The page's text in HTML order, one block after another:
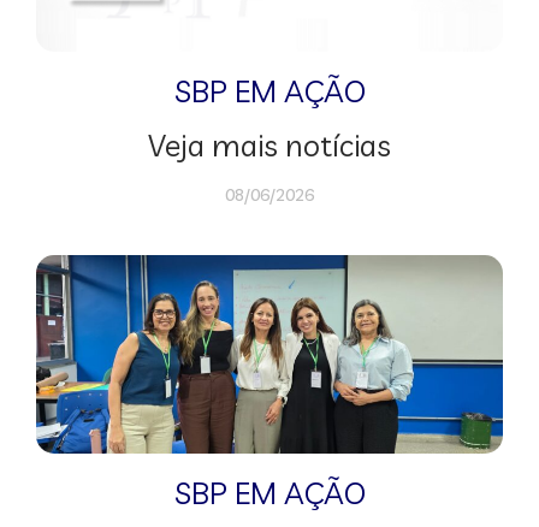
SBP EM AÇÃO
Veja mais notícias
08/06/2026
SBP EM AÇÃO